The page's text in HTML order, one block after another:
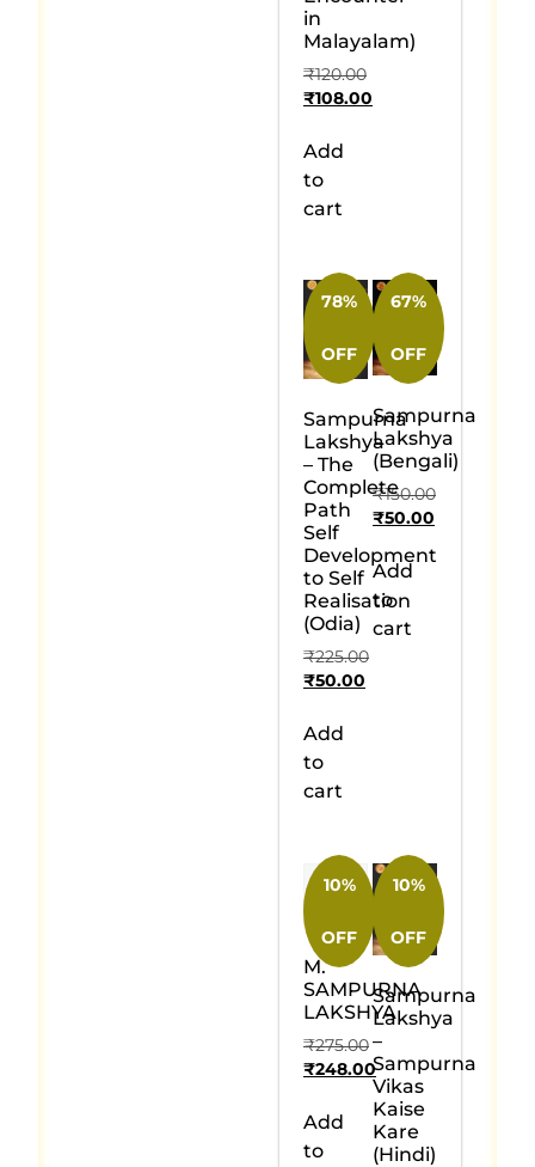
in
Malayalam)
₹120.00
₹108.00
Add
to
cart
78%
OFF
Sampurna
Lakshya
– The
Complete
Path
Self
Development
to Self
Realisation
(Odia)
₹225.00
₹50.00
Add
to
cart
67%
OFF
Sampurna
Lakshya
(Bengali)
₹150.00
₹50.00
Add
to
cart
10%
OFF
M.
SAMPURNA
LAKSHYA
₹275.00
₹248.00
Add
to
10%
OFF
Sampurna
Lakshya
–
Sampurna
Vikas
Kaise
Kare
(Hindi)